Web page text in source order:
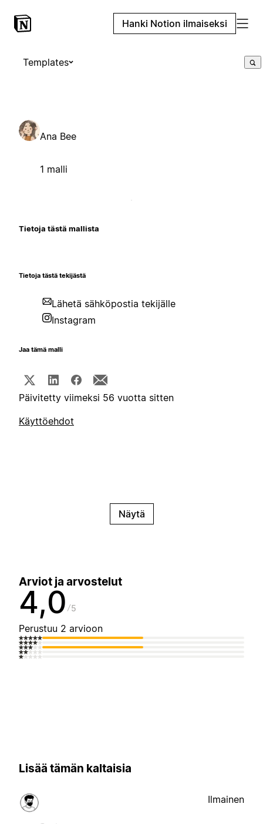
Hanki Notion ilmaiseksi
Templates
Ana Bee
1 malli
Tietoja tästä mallista
Tietoja tästä tekijästä
Lähetä sähköpostia tekijälle
Instagram
Jaa tämä malli
Päivitetty viimeksi 56 vuotta sitten
Käyttöehdot
Näytä
Arviot ja arvostelut
4,0 5
Perustuu 2 arvioon
Lisää tämän kaltaisia
Ilmainen